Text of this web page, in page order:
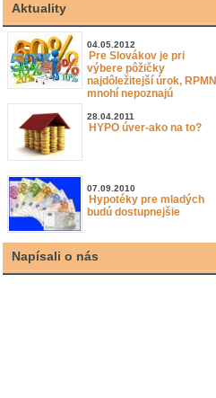
Aktuality
04.05.2012
Pre Slovákov je pri
výbere pôžičky
najdôležitejší úrok, RPMN
mnohí nepoznajú
28.04.2011
HYPO úver-ako na to?
07.09.2010
Hypotéky pre mladých
budú dostupnejšie
Napísali o nás